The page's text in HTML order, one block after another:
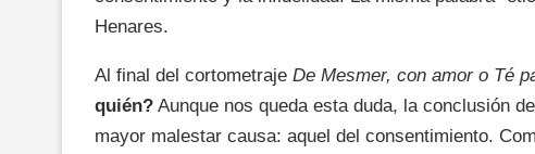
Henares.
Al final del cortometraje De Mesmer, con amor o Té
quién? Aunque nos queda esta duda, la conclusión
mayor malestar causa: aquel del consentimiento.